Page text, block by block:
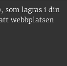
som lagras i din
webbplatsen
är
•